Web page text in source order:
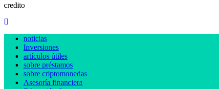
credito
noticias
Inversiones
artículos útiles
sobre préstamos
sobre criptomonedas
Asesoría financiera